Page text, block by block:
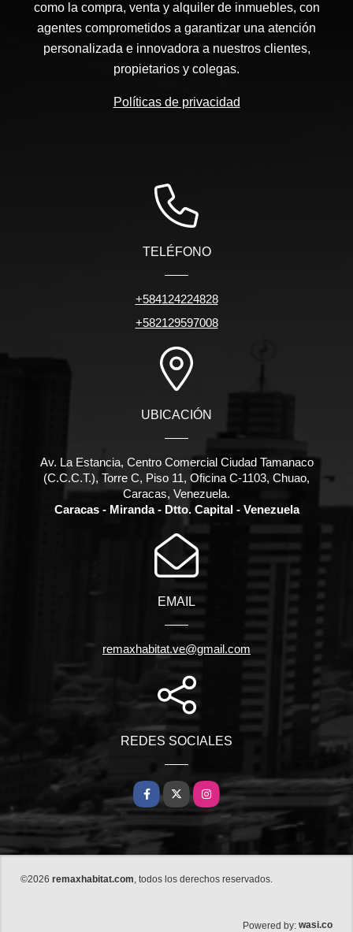
como la compra, venta y alquiler de inmuebles, con
agentes comprometidos a garantizar una atención
personalizada e innovadora a nuestros clientes,
propietarios y colegas.
Políticas de privacidad
TELÉFONO
+584124224828
+582129597008
UBICACIÓN
Av. La Estancia, Centro Comercial Ciudad Tamanaco
(C.C.C.T.), Torre C, Piso 11, Oficina C-1103, Chuao,
Caracas, Venezuela.
Caracas - Miranda - Dtto. Capital - Venezuela
EMAIL
remaxhabitat.ve@gmail.com
REDES SOCIALES
Facebook
X Instagram
©2026 remaxhabitat.com, todos los derechos reservados.
Powered by: wasi.co